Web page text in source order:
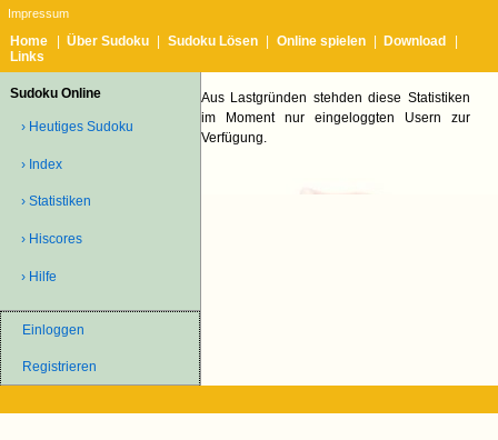
Impressum
Home Über Sudoku Sudoku Lösen Online spielen Download
Links
Sudoku Online
› Heutiges Sudoku
› Index
› Statistiken
› Hiscores
› Hilfe
Einloggen
Registrieren
Aus Lastgründen stehden diese Statistiken
im Moment nur eingeloggten Usern zur
Verfügung.